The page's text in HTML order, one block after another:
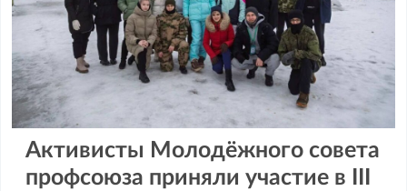
Активисты Молодёжного совета
профсоюза приняли участие в III